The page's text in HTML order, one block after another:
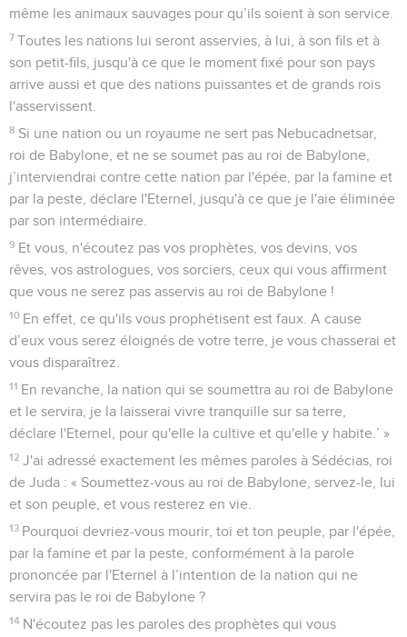
même les animaux sauvages pour qu’ils soient à son service.
7 Toutes les nations lui seront asservies, à lui, à son fils et à
son petit-fils, jusqu'à ce que le moment fixé pour son pays
arrive aussi et que des nations puissantes et de grands rois
l'asservissent.
8 Si une nation ou un royaume ne sert pas Nebucadnetsar,
roi de Babylone, et ne se soumet pas au roi de Babylone,
j’interviendrai contre cette nation par l'épée, par la famine et
par la peste, déclare l'Eternel, jusqu'à ce que je l'aie éliminée
par son intermédiaire.
9 Et vous, n'écoutez pas vos prophètes, vos devins, vos
rêves, vos astrologues, vos sorciers, ceux qui vous affirment
que vous ne serez pas asservis au roi de Babylone !
10 En effet, ce qu'ils vous prophétisent est faux. A cause
d’eux vous serez éloignés de votre terre, je vous chasserai et
vous disparaîtrez.
11 En revanche, la nation qui se soumettra au roi de Babylone
et le servira, je la laisserai vivre tranquille sur sa terre,
déclare l'Eternel, pour qu'elle la cultive et qu'elle y habite.’ »
12 J'ai adressé exactement les mêmes paroles à Sédécias, roi
de Juda : « Soumettez-vous au roi de Babylone, servez-le, lui
et son peuple, et vous resterez en vie.
13 Pourquoi devriez-vous mourir, toi et ton peuple, par l'épée,
par la famine et par la peste, conformément à la parole
prononcée par l'Eternel à l’intention de la nation qui ne
servira pas le roi de Babylone ?
14 N'écoutez pas les paroles des prophètes qui vous